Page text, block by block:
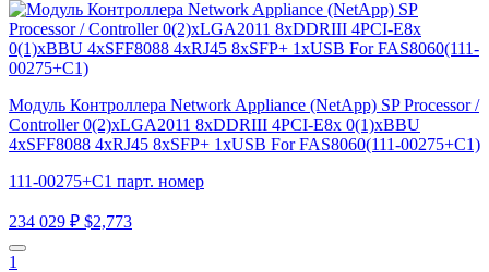
Модуль Контроллера Network Appliance (NetApp) SP Processor /
Controller 0(2)xLGA2011 8xDDRIII 4PCI-E8x 0(1)xBBU
4xSFF8088 4xRJ45 8xSFP+ 1xUSB For FAS8060(111-00275+С1)
111-00275+С1 парт. номер
234 029 ₽ $2,773
1